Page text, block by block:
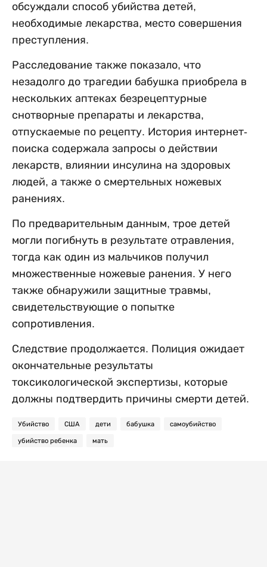
обсуждали способ убийства детей,
необходимые лекарства, место совершения
преступления.
Расследование также показало, что
незадолго до трагедии бабушка приобрела в
нескольких аптеках безрецептурные
снотворные препараты и лекарства,
отпускаемые по рецепту. История интернет-
поиска содержала запросы о действии
лекарств, влиянии инсулина на здоровых
людей, а также о смертельных ножевых
ранениях.
По предварительным данным, трое детей
могли погибнуть в результате отравления,
тогда как один из мальчиков получил
множественные ножевые ранения. У него
также обнаружили защитные травмы,
свидетельствующие о попытке
сопротивления.
Следствие продолжается. Полиция ожидает
окончательные результаты
токсикологической экспертизы, которые
должны подтвердить причины смерти детей.
Убийство США дети бабушка самоубийство
убийство ребенка мать